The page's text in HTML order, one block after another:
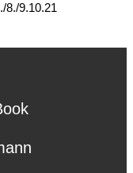
8./9.10.21